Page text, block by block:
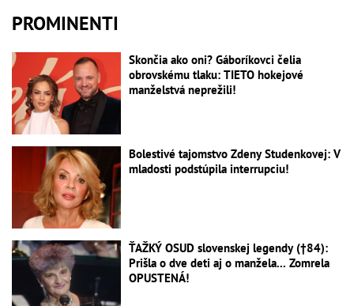
PROMINENTI
Skončia ako oni? Gáboríkovci čelia
obrovskému tlaku: TIETO hokejové
manželstvá neprežili!
Bolestivé tajomstvo Zdeny Studenkovej: V
mladosti podstúpila interrupciu!
ŤAŽKÝ OSUD slovenskej legendy (†84):
Prišla o dve deti aj o manžela... Zomrela
OPUSTENÁ!